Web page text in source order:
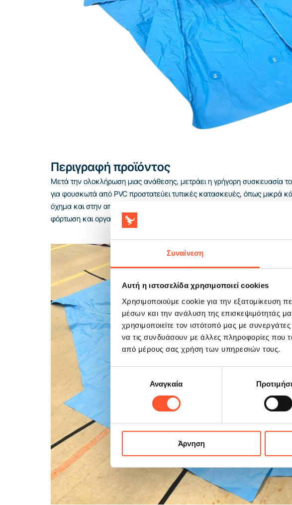
Συναίνεση
Αυτή η ιστοσελίδα χρησιμοποιεί cookies
Χρησιμοποιούμε cookie για την εξατομίκευση
μέσων και την ανάλυση της επισκεψιμότητάς
χρησιμοποιείτε τον ιστότοπό μας με
να τις συνδυάσουν με άλλες πληροφορίες που
από μέρους σας χρήση των υπηρεσιών τους.
συγκατάθεσηςΑναγκαία
Άρνηση
Περιγραφή προϊόντος
Μετά την ολοκλήρωση μιας ανάθεσης, μετράει η γρήγορη συσκευασία
για φουσκωτά από PVC προστατεύει τυπικές κατασκευές, όπως μικρά
όχημα και στην αποθήκη. Το δέσιμο και στις δύο πλευρές επιτρέπει το
φόρτωση και οργανώνει τη logistics μετά την αποσυναρμολόγηση.